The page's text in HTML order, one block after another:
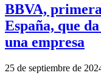
BBVA,
España, que
una empresa
25 de septiembre de